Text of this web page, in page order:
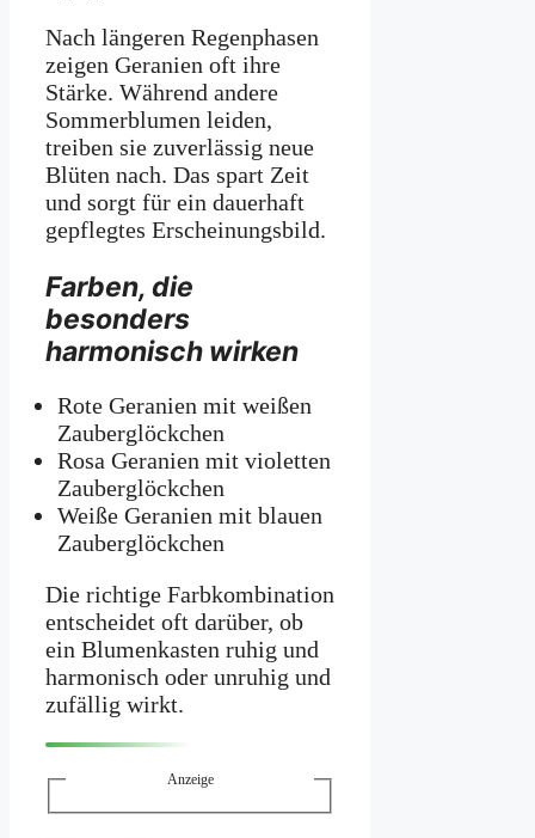
Nach längeren Regenphasen
zeigen Geranien oft ihre
Stärke. Während andere
Sommerblumen leiden,
treiben sie zuverlässig neue
Blüten nach. Das spart Zeit
und sorgt für ein dauerhaft
gepflegtes Erscheinungsbild.
Farben, die
besonders
harmonisch wirken
Rote Geranien mit weißen
Zauberglöckchen
Rosa Geranien mit violetten
Zauberglöckchen
Weiße Geranien mit blauen
Zauberglöckchen
Die richtige Farbkombination
entscheidet oft darüber, ob
ein Blumenkasten ruhig und
harmonisch oder unruhig und
zufällig wirkt.
Anzeige